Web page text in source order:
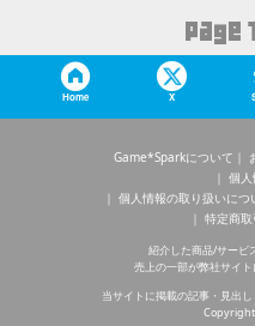
Home X
Game*Sparkについて
個
個人情報の取り扱いにつ
特定商
紹介した商品/サービ
売上の一部が弊社サイト
当サイトに掲載の記事・見出